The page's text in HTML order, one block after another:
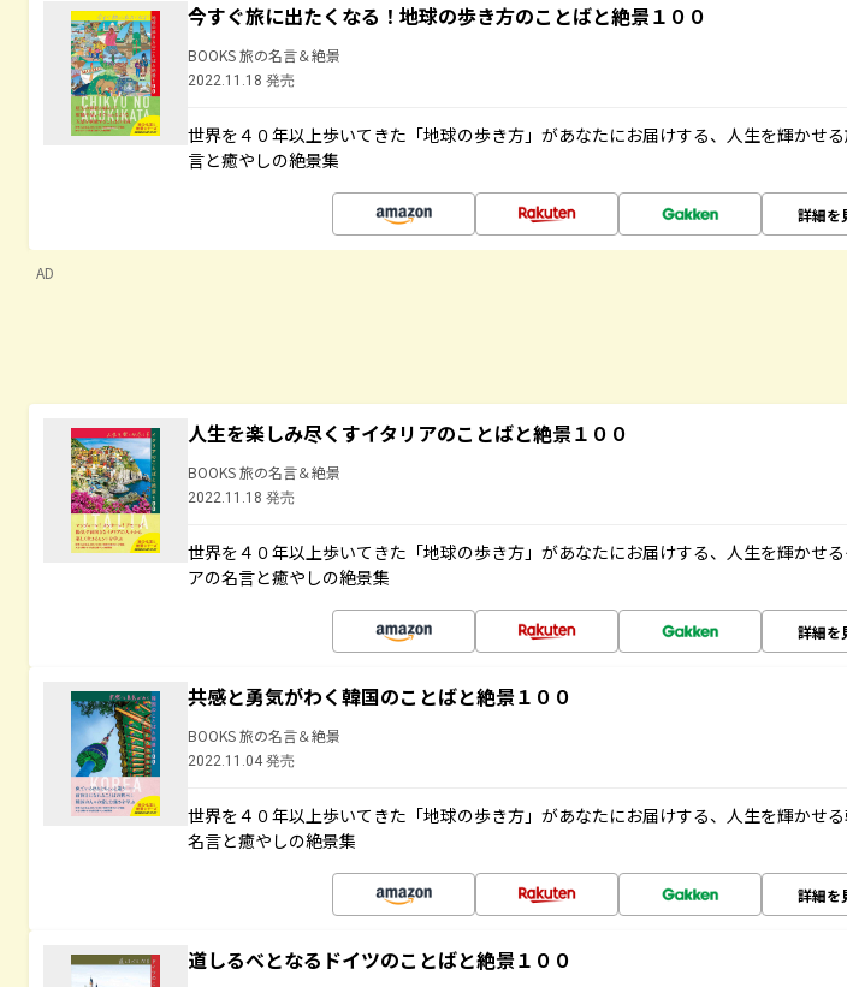
今すぐ旅に出たくなる！地球の歩き方のことばと絶景１００
BOOKS 旅の名言＆絶景
2022.11.18 発売
世界を４０年以上歩いてきた「地球の歩き方」があなたにお届けする、人生を輝かせ
言と癒やしの絶景集
詳細を
AD
人生を楽しみ尽くすイタリアのことばと絶景１００
BOOKS 旅の名言＆絶景
2022.11.18 発売
世界を４０年以上歩いてきた「地球の歩き方」があなたにお届けする、人生を輝かせる
アの名言と癒やしの絶景集
詳細を
共感と勇気がわく韓国のことばと絶景１００
BOOKS 旅の名言＆絶景
2022.11.04 発売
世界を４０年以上歩いてきた「地球の歩き方」があなたにお届けする、人生を輝かせ
名言と癒やしの絶景集
詳細を
道しるべとなるドイツのことばと絶景１００